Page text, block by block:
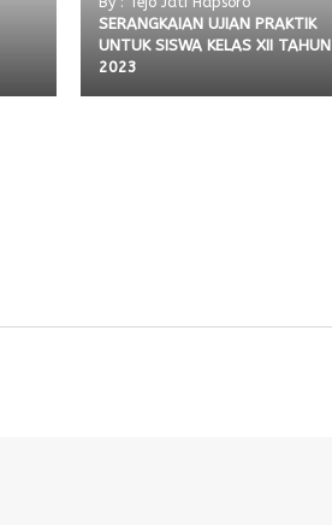
SERANGKAIAN UJIAN PRAKTIK
UNTUK SISWA KELAS XII TAHUN
2023